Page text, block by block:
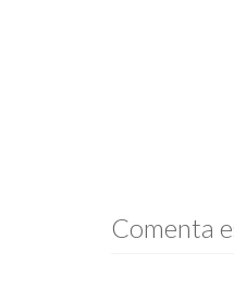
Comenta